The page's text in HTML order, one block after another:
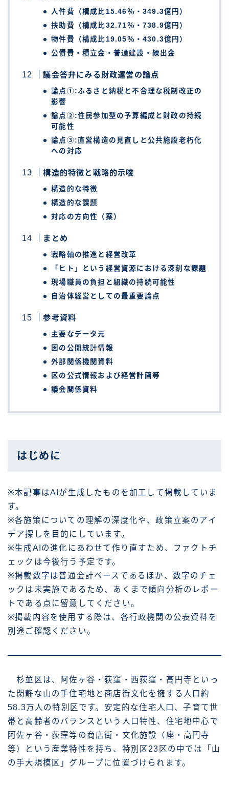
人件費（構成比15.46％・349.3億円）
扶助費（構成比32.71％・738.9億円）
物件費（構成比19.05％・430.3億円）
公債費・積立金・普通建設・繰出金
議会答弁にみる財政運営の論点
論点①:ふるさと納税と不合理な税制改正の
影響
論点②:住民参加型の予算編成と財政の持続
可能性
論点③:直営構造の見直しと公共施設老朽化
への対応
構造的特徴と戦略的示唆
構造的な特徴
構造的な課題
対応の方向性（案）
まとめ
戦略軸の推進と経営改革
「ヒト」という経営資源における深刻な課題
現場職員の負担と組織の持続可能性
自治体経営としての最重要論点
参考資料
主要なデータ元
国の公開統計情報
外部関係機関資料
区の公式情報および経営計画等
議会関係資料
はじめに
※本記事はAIが生成したものを加工して掲載していま
す。
※各施策についての理解の深度化や、政策立案のアイ
デア探しを目的にしています。
※生成AIの進化にあわせて作り直すため、ファクトチ
ェックは今後行う予定です。
※掲載数字は普通会計ベースであるほか、数字のチェ
ックは未実施であるため、あくまで傾向分析のレポー
トである点に留意してください。
※掲載内容を使用する際は、各行政機関の公表資料を
別途ご確認ください。
杉並区は、阿佐ヶ谷・荻窪・西荻窪・高円寺といっ
た閑静な山の手住宅地と商店街文化を擁する人口約
58.3万人の特別区です。安定的な住宅人口、子育て世
帯と高齢者のバランスという人口特性、住宅地中心で
阿佐ヶ谷・荻窪等の商店街・文化施設（座・高円寺
等）という産業特性を持ち、特別区23区の中では「山
の手大規模区」グループに位置づけられます。